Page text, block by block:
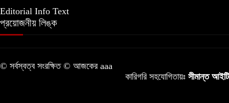
Editorial Info Text
প্রয়োজনীয় লিঙ্ক
© সর্বস্বত্ব সংরক্ষিত © আজকের aaa
কারিগরি সহযোগিতায়ঃ সীমান্ত আইটি